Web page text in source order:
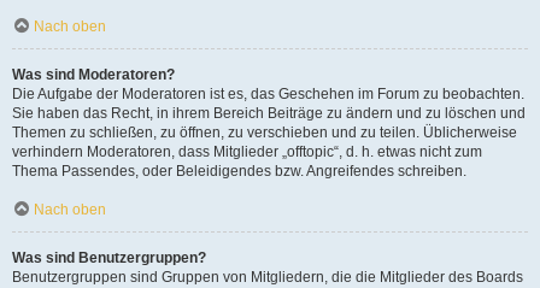
Nach oben
Was sind Moderatoren?
Die Aufgabe der Moderatoren ist es, das Geschehen im Forum zu beobachten.
Sie haben das Recht, in ihrem Bereich Beiträge zu ändern und zu löschen und
Themen zu schließen, zu öffnen, zu verschieben und zu teilen. Üblicherweise
verhindern Moderatoren, dass Mitglieder „offtopic“, d. h. etwas nicht zum
Thema Passendes, oder Beleidigendes bzw. Angreifendes schreiben.
Nach oben
Was sind Benutzergruppen?
Benutzergruppen sind Gruppen von Mitgliedern, die die Mitglieder des Boards